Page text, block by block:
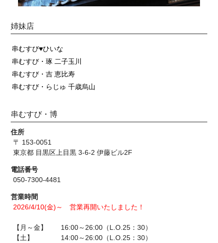
姉妹店
串むすび♥ひいな
串むすび・琢 二子玉川
串むすび・吉 恵比寿
串むすび・らじゅ 千歳烏山
串むすび・博
住所
〒 153-0051
東京都 目黒区上目黒 3-6-2 伊藤ビル2F
電話番号
050-7300-4481
営業時間
2026/4/10(金)～ 営業再開いたしました！
【月～金】 16:00～26:00（L.O.25：30）
【土】 14:00～26:00（L.O.25：30）